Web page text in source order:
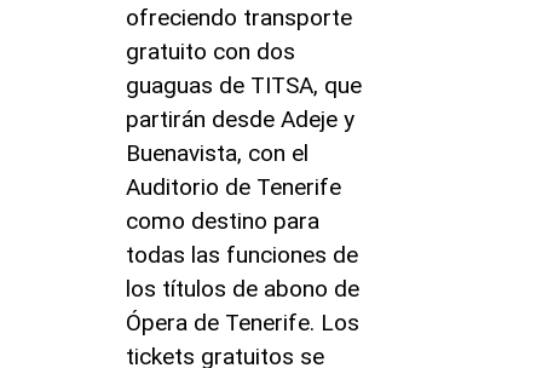
ofreciendo transporte
gratuito con dos
guaguas de TITSA, que
partirán desde Adeje y
Buenavista, con el
Auditorio de Tenerife
como destino para
todas las funciones de
los títulos de abono de
Ópera de Tenerife. Los
tickets gratuitos se